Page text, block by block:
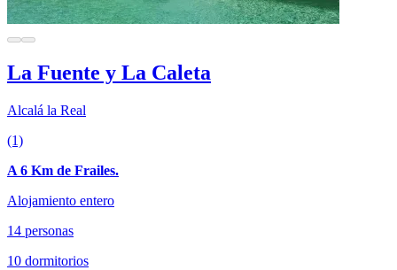
La Fuente y La Caleta
Alcalá la Real
(1)
A 6 Km de Frailes.
Alojamiento entero
14 personas
10 dormitorios